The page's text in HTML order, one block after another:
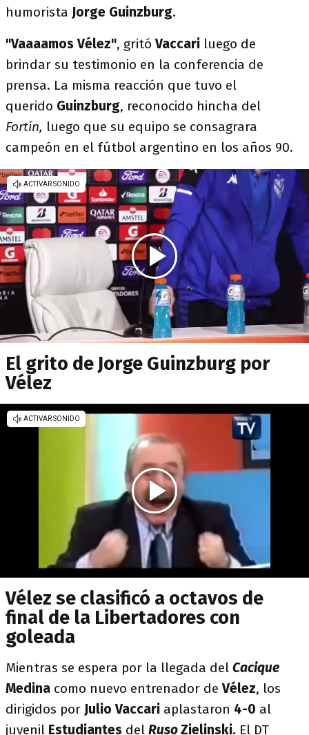
humorista Jorge Guinzburg.
"Vaaaamos Vélez", gritóVaccari luego de
brindar su testimonio en la conferencia de
prensa. La misma reacción que tuvo el
querido Guinzburg, reconocido hincha del
Fortín, luego que su equipo se consagrara
campeón en el fútbol argentino en los años 90.
El grito de Jorge Guinzburg por
Vélez
Vélez se clasificó a octavos de
final de la Libertadores con
goleada
Mientras se espera por la llegada del Cacique
Medina como nuevo entrenador deVélez, los
dirigidos por Julio Vaccari aplastaron 4-0 al
juvenil Estudiantes del RusoZielinski. El DT